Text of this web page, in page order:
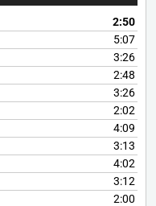
2:50
5:07
3:26
2:48
3:26
2:02
4:09
3:13
4:02
3:12
2:00